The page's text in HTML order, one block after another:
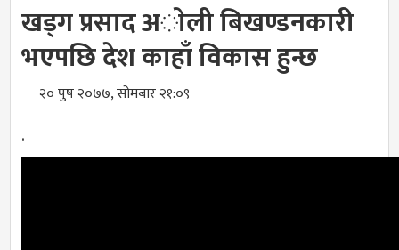
खड्ग प्रसाद अाेली बिखण्डनकारी
भएपछि देश काहाँ विकास हुन्छ
२० पुष २०७७, सोमबार २१:०९
.